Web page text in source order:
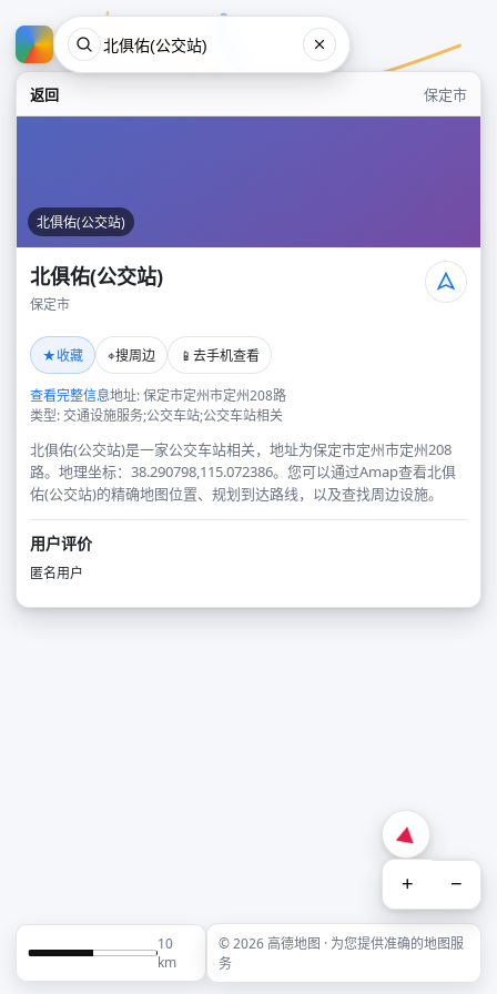
返回 保定市
北俱佑(公交站)
北俱佑(公交站)
保定市
★收藏 ⌖搜周边 📱 去手机查看
查看完整信息地址: 保定市定州市定州208路
类型: 交通设施服务;公交车站;公交车站相关
北俱佑(公交站)是一家公交车站相关，地址为保定市定州市定州208
路。地理坐标：38.290798,115.072386。您可以通过Amap查看北俱
佑(公交站)的精确地图位置、规划到达路线，以及查找周边设施。
用户评价
匿名用户
+ −
10
km
© 2026 高德地图 · 为您提供准确的地图服
务